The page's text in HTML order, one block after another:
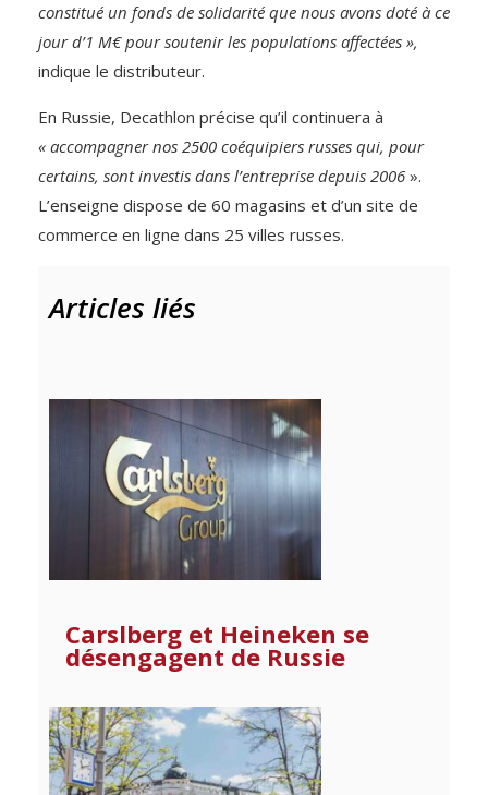
constitué un fonds de solidarité que nous avons doté à ce
jour d’1 M€ pour soutenir les populations affectées »,
indique le distributeur.
En Russie, Decathlon précise qu’il continuera à
« accompagner nos 2500 coéquipiers russes qui, pour
certains, sont investis dans l’entreprise depuis 2006 ».
L’enseigne dispose de 60 magasins et d’un site de
commerce en ligne dans 25 villes russes.
Articles liés
Carslberg et Heineken se
désengagent de Russie